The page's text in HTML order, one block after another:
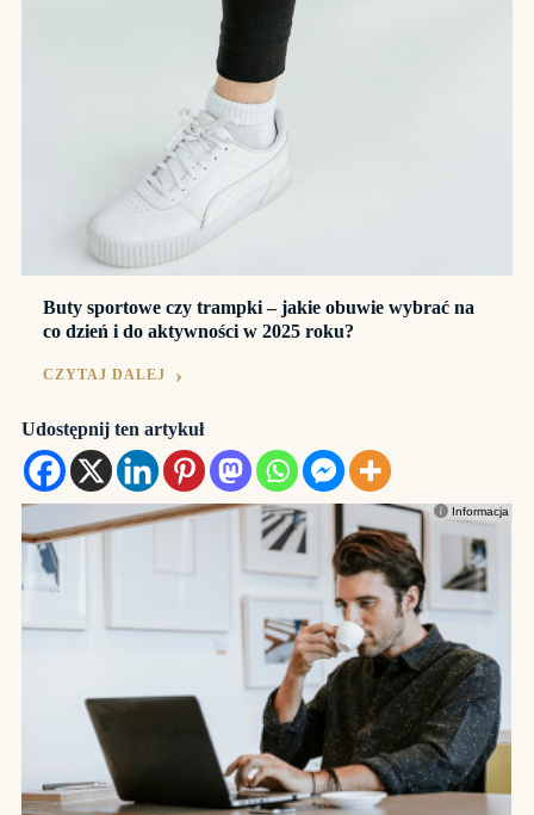
Buty sportowe czy trampki – jakie obuwie wybrać na
co dzień i do aktywności w 2025 roku?
CZYTAJ DALEJ
Udostępnij ten artykuł